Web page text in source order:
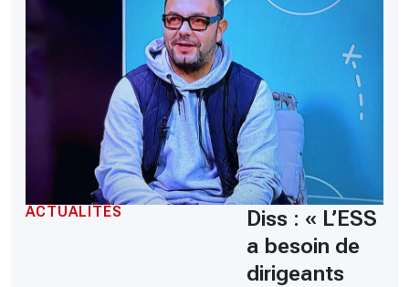
ACTUALITÉS
Diss : « L’ESS
a besoin de
dirigeants